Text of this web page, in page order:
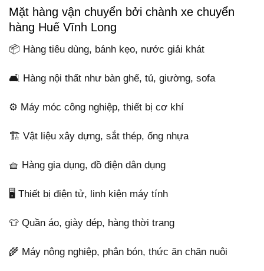
Mặt hàng vận chuyển bởi chành xe chuyển
hàng Huế Vĩnh Long
📦 Hàng tiêu dùng, bánh kẹo, nước giải khát
🛋️ Hàng nội thất như bàn ghế, tủ, giường, sofa
⚙️ Máy móc công nghiệp, thiết bị cơ khí
🏗️ Vật liệu xây dựng, sắt thép, ống nhựa
🧺 Hàng gia dụng, đồ điện dân dụng
🖥️ Thiết bị điện tử, linh kiện máy tính
👕 Quần áo, giày dép, hàng thời trang
🌾 Máy nông nghiệp, phân bón, thức ăn chăn nuôi